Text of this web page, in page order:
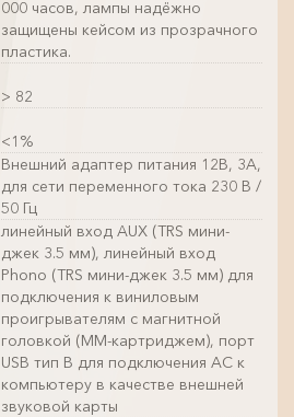
000 часов, лампы надёжно
защищены кейсом из прозрачного
пластика.
> 82
<1%
Внешний адаптер питания 12В, 3А,
для сети переменного тока 230 В /
50 Гц
линейный вход AUX (TRS мини-
джек 3.5 мм), линейный вход
Phono (TRS мини-джек 3.5 мм) для
подключения к виниловым
проигрывателям с магнитной
головкой (ММ-картриджем), порт
USB тип B для подключения АС к
компьютеру в качестве внешней
звуковой карты